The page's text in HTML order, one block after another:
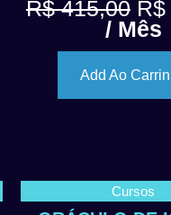
R$415,00 R$
/ Mês
Add Ao
Cursos